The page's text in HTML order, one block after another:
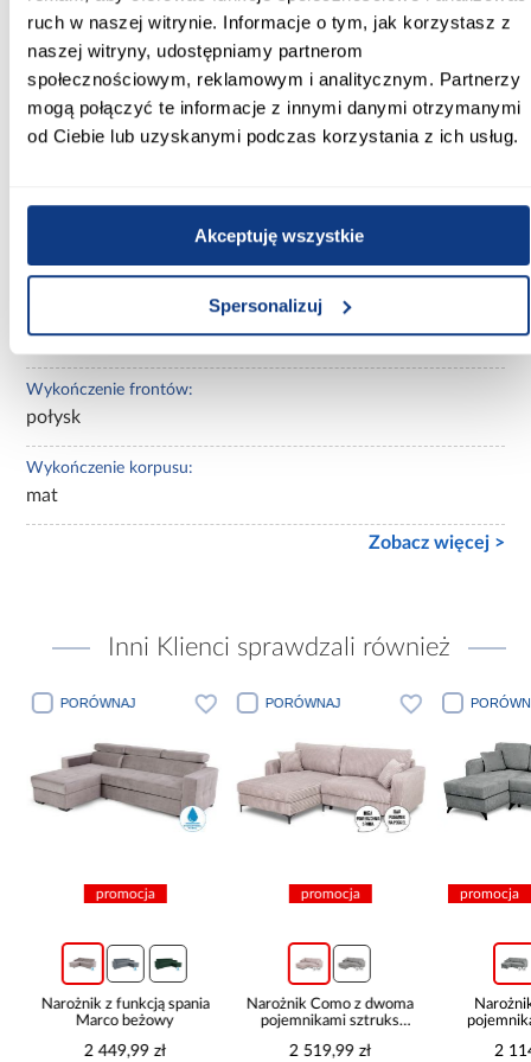
ruch w naszej witrynie. Informacje o tym, jak korzystasz z
naszej witryny, udostępniamy partnerom
społecznościowym, reklamowym i analitycznym. Partnerzy
mogą połączyć te informacje z innymi danymi otrzymanymi
od Ciebie lub uzyskanymi podczas korzystania z ich usług.
Akceptuję wszystkie
Spersonalizuj
biały/czarny
Kolor korpusu:
czarny
z lustrem
2-drzwiowa
Wykończenie frontów:
połysk
Wykończenie korpusu:
mat
Zobacz więcej >
Inni Klienci sprawdzali również
PORÓWNAJ
promocja
Narożnik z funkcją spania
Marco beżowy
2 449,99 zł
PORÓWNAJ
promocja
Narożnik Como z dwoma
pojemnikami sztruks
2 519,99 zł
promocja
2